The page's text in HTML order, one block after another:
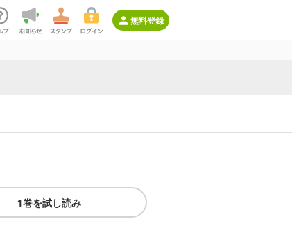
無料登録
1巻を試し読み